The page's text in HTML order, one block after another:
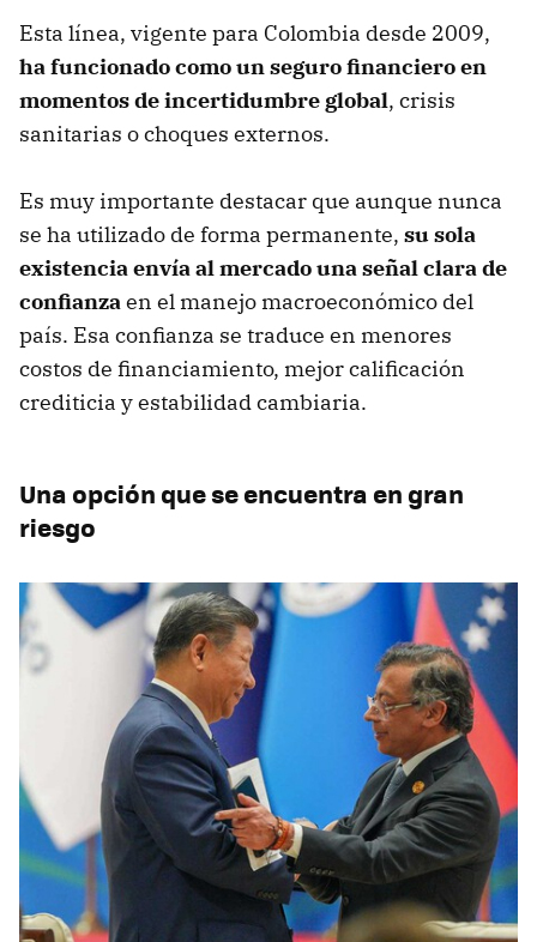
Esta línea, vigente para Colombia desde 2009,
ha funcionado como un seguro financiero en
momentos de incertidumbre global, crisis
sanitarias o choques externos.
Es muy importante destacar que aunque nunca
se ha utilizado de forma permanente, su sola
existencia envía al mercado una señal clara de
confianzaen el manejo macroeconómico del
país. Esa confianza se traduce en menores
costos de financiamiento, mejor calificación
crediticia y estabilidad cambiaria.
Una opción que se encuentra en gran
riesgo